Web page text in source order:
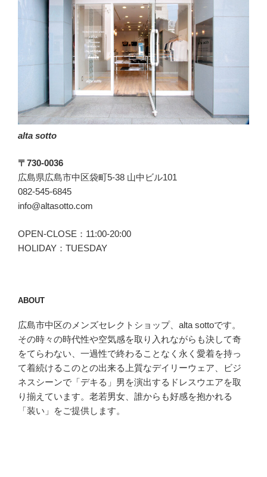
報
な
Daniel&Bob(ダ
エ
ボ
ブ)”
の
alta sotto
〒730-0036
広島県広島市中区袋町5-38 山中ビル101
082-545-6845
info@altasotto.com
OPEN-CLOSE：11:00-20:00
HOLIDAY：TUESDAY
ABOUT
広島市中区のメンズセレクトショップ、alta sottoです。
その時々の時代性や空気感を取り入れながらも決して奇
をてらわない、一過性で終わることなく永く愛着を持っ
て着続けるこのとの出来る上質なデイリーウェア、ビジ
ネスシーンで「デキる」男を演出するドレスウエアを取
り揃えています。老若男女、誰からも好感を抱かれる
「装い」をご提供します。